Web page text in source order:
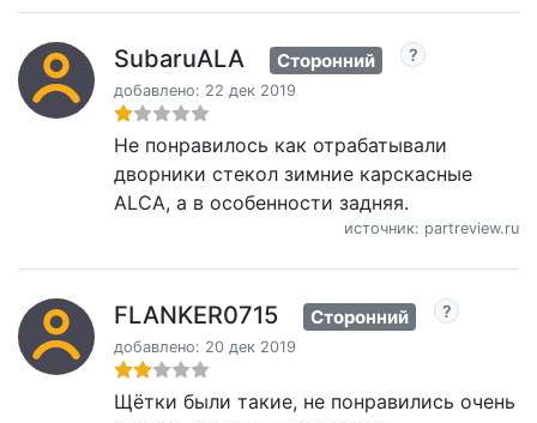
SubaruALA Сторонний
добавлено: 22 дек 2019
Не понравилось как отрабатывали
дворники стекол зимние карскасные
ALCA, а в особенности задняя.
источник: partreview.ru
FLANKER0715 Сторонний
добавлено: 20 дек 2019
Щётки были такие, не понравились очень